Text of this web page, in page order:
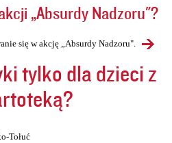
„Absurdy Nadzoru"?
się w akcję „Absurdy Nadzoru".
tylko dla dzieci z
Tołuć